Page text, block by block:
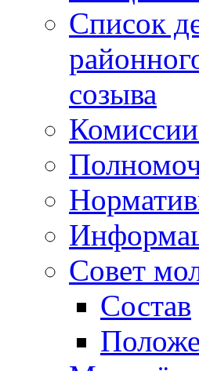
Список
созыва
Совет
Состав